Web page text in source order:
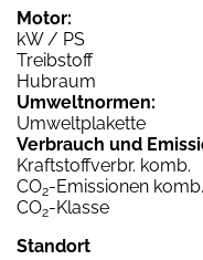
Motor:
kW / PS
Treibstoff
Hubraum
Umweltnormen:
Umweltplakette
Verbrauch und
Kraftstoffverbr. komb.
CO2-Emissionen komb.
CO2-Klasse
Standort